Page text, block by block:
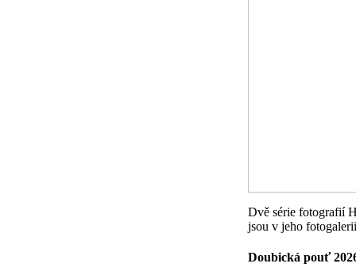
Dvě série fotografií
jsou v jeho
Doubická pouť